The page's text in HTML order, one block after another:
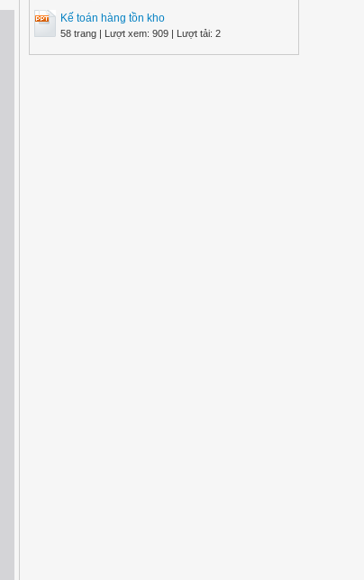
Kế toán hàng tồn kho
58 trang | Lượt xem: 909 | Lượt tải: 2